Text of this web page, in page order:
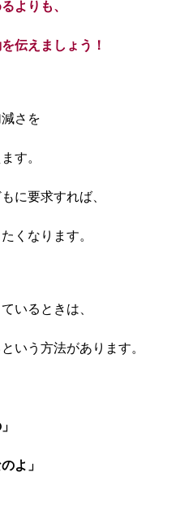
よりも、
伝えましょう！
さを
す。
に要求すれば、
くなります。
いるときは、
いう方法があります。
よ」